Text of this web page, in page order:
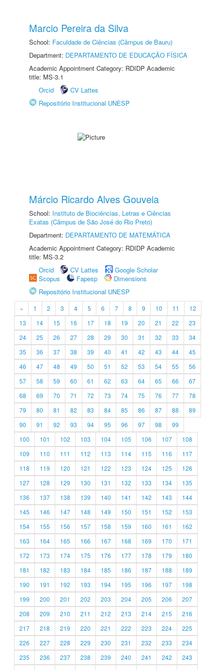
Marcio Pereira da Silva
School: Faculdade de Ciências (Câmpus de Bauru)
Department: DEPARTAMENTO DE EDUCAÇÃO FÍSICA
Academic Appointment Category: RDIDP Academic
title: MS-3.1
Orcid
CV Lattes
Repositório Institucional UNESP
Márcio Ricardo Alves Gouveia
School: Instituto de Biociências, Letras e Ciências
Exatas (Câmpus de São José do Rio Preto)
Department: DEPARTAMENTO DE MATEMÁTICA
Academic Appointment Category: RDIDP Academic
title: MS-3.2
Orcid
CV Lattes
Google Scholar
Scopus
Fapesp
Dimensions
Repositório Institucional UNESP
« 1 2 3 4 5 6 7 8 9 10 11
12
13
14 15 16 17 18 19 20 21 22
23
24
25 26 27 28 29 30 31 32 33
34
35
36 37 38 39 40 41 42 43 44
45
46
47 48 49 50 51 52 53 54 55
56
57
58 59 60 61 62 63 64 65 66
67
68
69 70 71 72 73 74 75 76 77
78
79
80 81 82 83 84 85 86 87 88
89
90
91 92 93 94 95 96 97 98
99
100
101 102 103 104 105 106 107
108
109
110 111 112 113 114 115 116
117
118
119 120 121 122 123 124 125
126
127
128 129 130 131 132 133 134
135
136
137 138 139 140 141 142 143
144
145
146 147 148 149 150 151 152
153
154
155 156 157 158 159 160 161
162
163
164 165 166 167 168 169 170
171
172
173 174 175 176 177 178 179
180
181
182 183 184 185 186 187 188
189
190
191 192 193 194 195 196 197
198
199
200 201 202 203 204 205 206
207
208
209 210 211 212 213 214 215
216
217
218 219 220 221 222 223 224
225
226
227 228 229 230 231 232 233
234
235
236 237 238 239 240 241 242
243